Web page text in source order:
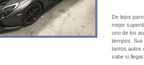
De lejos
mejor
uno de los
tiempos.
tantos autos
sabe si